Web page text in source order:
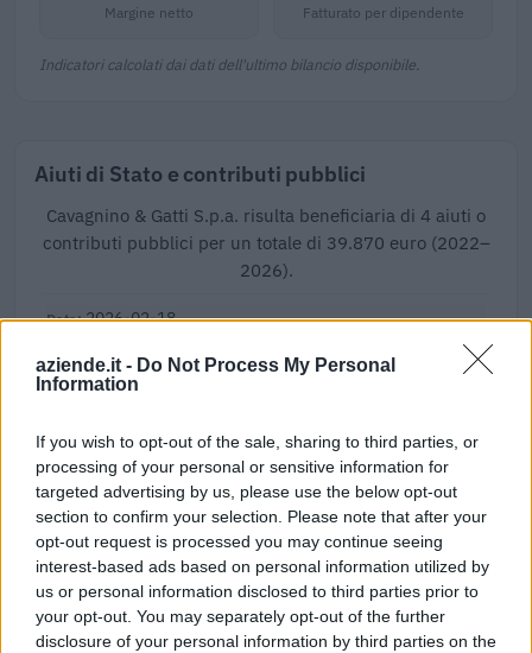
aziende.it - Do Not Process My Personal
Information
If you wish to opt-out of the sale, sharing to third parties, or
processing of your personal or sensitive information for
targeted advertising by us, please use the below opt-out
section to confirm your selection. Please note that after your
opt-out request is processed you may continue seeing
interest-based ads based on personal information utilized by
us or personal information disclosed to third parties prior to
your opt-out. You may separately opt-out of the further
disclosure of your personal information by third parties on the
Margine netto Fatturato per dipendente
Indicatori calcolati dai dati dell'ultimo bilancio disponibile.
Aiuti di Stato e contributi pubblici
Cavagnino & Gatti S.p.a. risulta beneficiaria di 4 aiuti o
contributi pubblici per un totale di 39.870 euro (2022–
2026).
2026-02-18
Direttiva regionale Academy di filiera del Piemonte periodo
2023-2026 di
DIRITTO ALLO STUDIO UNIVERSITARIO , FO
3.110 euro
2023-04-07
esenzioni fiscali e crediti d'imposta adottati a
seguito della crisi economica causata dall'epidemia di
COVID-19 [con mo
agenzia delle entrate
14.523 euro